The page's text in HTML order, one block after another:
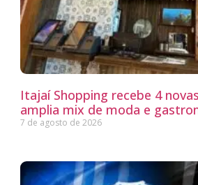
Itajaí Shopping recebe 4
amplia mix de moda e
7 de agosto de 2026